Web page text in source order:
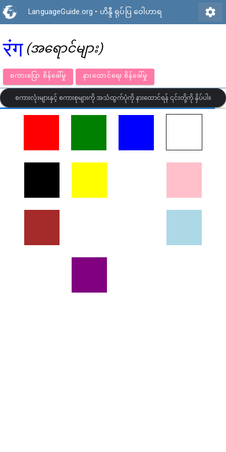
LanguageGuide.org • ဟိန္ဒီ ရုပ်ပြ ဝေါဟာရ settings
रंग (အရောင်များ)
စကားပြော စိန်ခေါ်မှု နားထောင်ရေး စိန်ခေါ်မှု
စကားလုံးများနှင့် စကားစုများကို အသံထွက်ပုံကို နားထောင်ရန် ၎င်းတို့ကို နှိပ်ပါ။